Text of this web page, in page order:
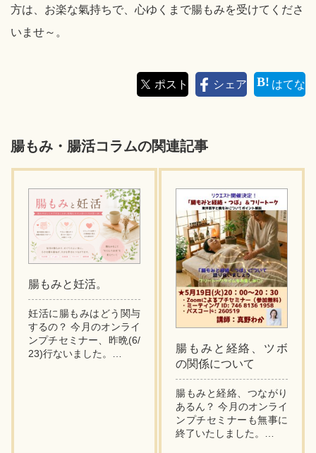
方は、お楽な氣持ちで、心ゆくまで腸もみを受けてくださ
いませ～。
ポスト シェア はてな
腸もみ・腸活コラムの関連記事
腸もみと妊活。
妊活に腸もみはどう関与
するの？ 今月のオンライ
ンプチセミナー、昨晩(6/
23)行ないました。
腸もみと経絡、ツボ
の関係について
腸もみと経絡、つながり
あるん？ 今月のオンライ
ンプチセミナーも無事に
終了いたしました。